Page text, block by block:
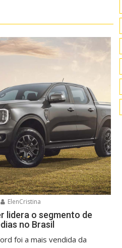
ElenCristina
lidera o segmento de
no Brasil
foi a mais vendida da